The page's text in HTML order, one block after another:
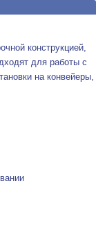
конструкцией,
для работы с
на конвейеры,